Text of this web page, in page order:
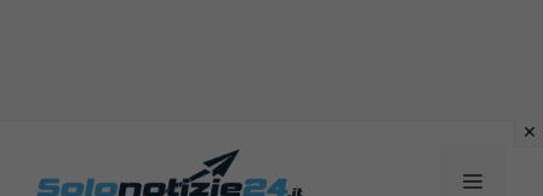
MENU